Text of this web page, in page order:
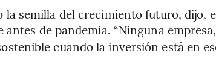
semilla del crecimiento futuro, dijo,
antes de pandemia. “Ninguna empresa,
cuando la inversión está en